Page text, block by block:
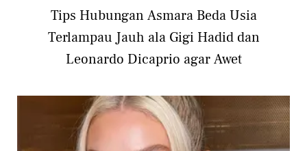
Tips Hubungan Asmara Beda Usia
Terlampau Jauh ala Gigi Hadid dan
Leonardo Dicaprio agar Awet